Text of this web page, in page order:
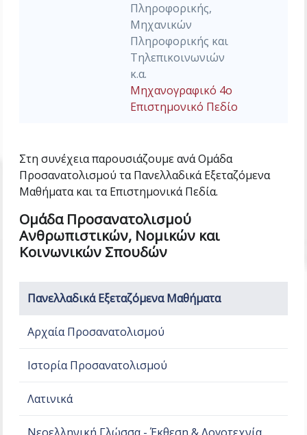
Πληροφορικής,
Μηχανικών
Πληροφορικής και
Τηλεπικοινωνιών
κ.α.
Μηχανογραφικό 4ο
Επιστημονικό Πεδίο
Στη συνέχεια παρουσιάζουμε ανά Ομάδα
Προσανατολισμού τα Πανελλαδικά Εξεταζόμενα
Μαθήματα και τα Επιστημονικά Πεδία.
Ομάδα Προσανατολισμού
Ανθρωπιστικών, Νομικών και
Κοινωνικών Σπουδών
Πανελλαδικά Εξεταζόμενα Μαθήματα
Αρχαία Προσανατολισμού
Ιστορία Προσανατολισμού
Λατινικά